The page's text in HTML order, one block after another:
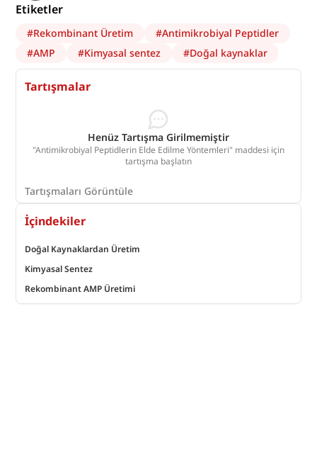
Etiketler
#Rekombinant Üretim #Antimikrobiyal Peptidler
#AMP #Kimyasal sentez #Doğal kaynaklar
Tartışmalar
Henüz Tartışma Girilmemiştir
"Antimikrobiyal Peptidlerin Elde Edilme Yöntemleri" maddesi için
tartışma başlatın
Tartışmaları Görüntüle
İçindekiler
Doğal Kaynaklardan Üretim
Kimyasal Sentez
Rekombinant AMP Üretimi